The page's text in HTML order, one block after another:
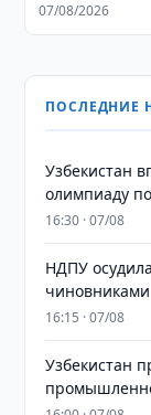
07/08/2026
ПОСЛЕДНИЕ
Узбекистан
олимпиаду
16:30 · 07/08
НДПУ
чиновниками
16:15 · 07/08
Узбекистан